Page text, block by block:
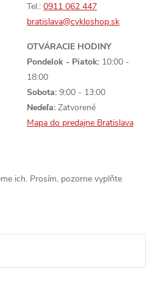
Tel.: 0911 062 447
bratislava@cykloshop.sk
OTVÁRACIE HODINY
Pondelok - Piatok: 10:00 -
18:00
Sobota: 9:00 - 13:00
Nedeľa: Zatvorené
Mapa do predajne Bratislava
ich. Prosím, pozorne vyplňte